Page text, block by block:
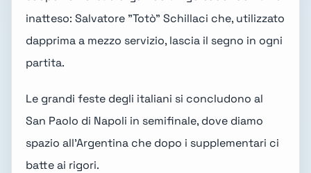
inatteso: Salvatore "Totò" Schillaci che, utilizzato
dapprima a mezzo servizio, lascia il segno in ogni
partita.
Le grandi feste degli italiani si concludono al
San Paolo di Napoli in semifinale, dove diamo
spazio all'Argentina che dopo i supplementari ci
batte ai rigori.